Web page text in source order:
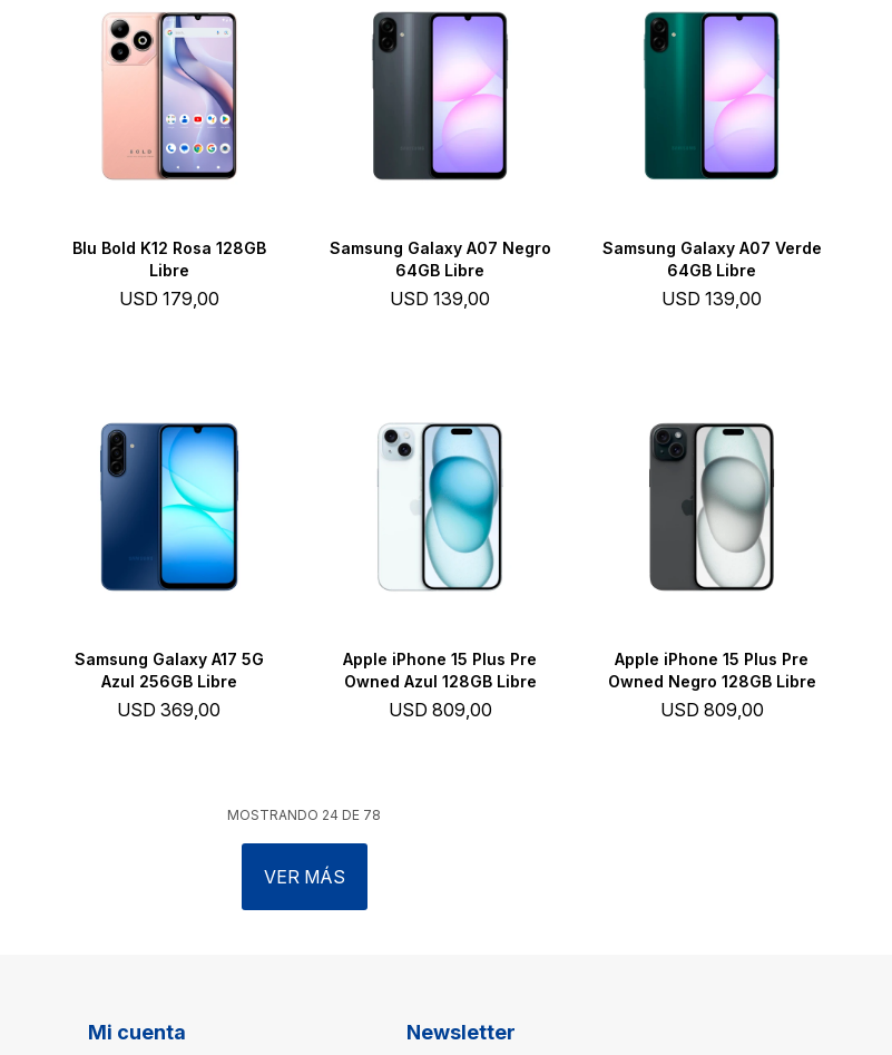
Blu Bold K12 Rosa 128GB
Libre
USD 179,00
Samsung Galaxy A07 Negro
64GB Libre
USD 139,00
Samsung Galaxy A07 Verde
64GB Libre
USD 139,00
Samsung Galaxy A17 5G
Azul 256GB Libre
USD 369,00
Apple iPhone 15 Plus Pre
Owned Azul 128GB Libre
USD 809,00
Apple iPhone 15 Plus Pre
Owned Negro 128GB Libre
USD 809,00
MOSTRANDO 24 DE 78
VER MÁS
Mi cuenta Newsletter